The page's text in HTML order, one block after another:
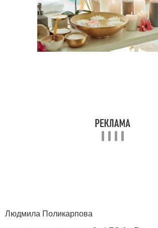
Людмила Поликарпова